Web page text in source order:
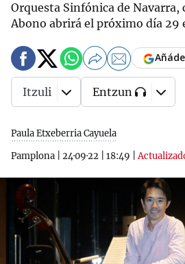
Orquesta Sinfónica de Navarra,
Abono abrirá el próximo día 29
Paula Etxeberria Cayuela
Pamplona
24·09·22 18:49 |
Itzuli Entzun